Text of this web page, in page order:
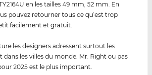
en les tailles 49 mm, 52 mm. En
pouvez retourner tous ce qu’est trop
facilement et gratuit.
les designers adressent surtout les
dans les villes du monde. Mr. Right ou pas
2025 est le plus important.